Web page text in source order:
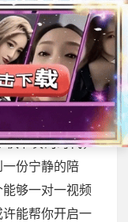
展开菜单
推荐
快节奏的时代，
份宁静的陪
够一对一视频
能帮你开启一